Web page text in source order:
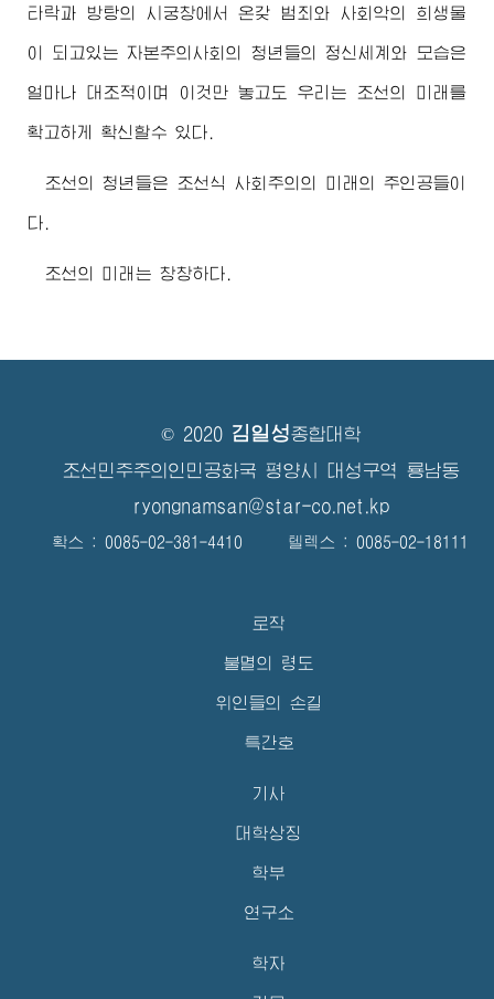
타락과 방탕의 시궁창에서 온갖 범죄와 사회악의 희생물
이 되고있는 자본주의사회의 청년들의 정신세계와 모습은
얼마나 대조적이며 이것만 놓고도 우리는 조선의 미래를
확고하게 확신할수 있다.
조선의 청년들은 조선식 사회주의의 미래의 주인공들이
다.
조선의 미래는 창창하다.
© 2020 김일성종합대학
조선민주주의인민공화국 평양시 대성구역 룡남동
ryongnamsan@star-co.net.kp
확스 : 0085-02-381-4410 텔렉스 : 0085-02-18111
로작
불멸의 령도
위인들의 손길
특간호
기사
대학상징
학부
연구소
학자